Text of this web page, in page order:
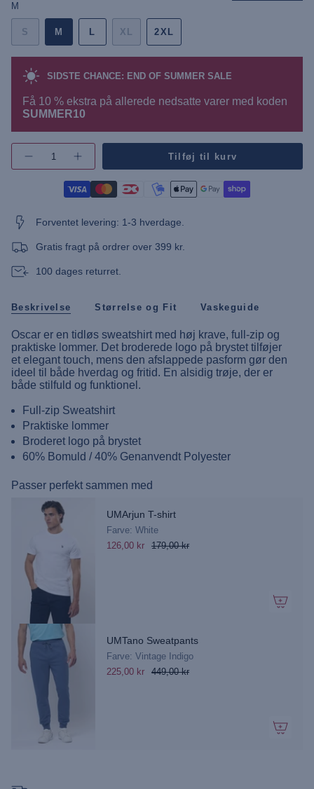
M
S M L XL 2XL
SIDSTE CHANCE: END OF SUMMER SALE
Få 10 % ekstra på allerede nedsatte varer med koden
SUMMER10
{"in_cart_html"=>"",
"decrease"=>"",
"multiples_of"=>"",
"minimum_of"=>"",
"maximum_of"=>""}
antallet
knap
-
Zip
Tilføj til kurv
Forventet levering: 1-3 hverdage.
Gratis fragt på ordrer over 399 kr.
100 dages returret.
Beskrivelse Størrelse og Fit Vaskeguide
Oscar er en tidløs sweatshirt med høj krave, full-zip og
praktiske lommer. Det broderede logo på brystet tilføjer
et elegant touch, mens den afslappede pasform gør den
ideel til både hverdag og fritid. En alsidig trøje, der er
både stilfuld og funktionel.
Full-zip Sweatshirt
Praktiske lommer
Broderet logo på brystet
60% Bomuld / 40% Genanvendt Polyester
Passer perfekt sammen med
UMArjun T-shirt
Farve: White
126,00 kr
179,00 kr
UMTano Sweatpants
Farve: Vintage Indigo
225,00 kr
449,00 kr